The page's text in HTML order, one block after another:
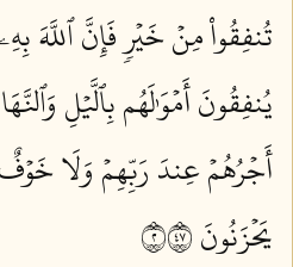
تُنفِقُواْ مِنۡ خَيۡرٖ فَإِنَّ ٱللَّهَ بِهِۦ
يُنفِقُونَ أَمۡوَٰلَهُم بِٱلَّيۡلِ
أَجۡرُهُمۡ عِندَ رَبِّهِمۡ وَلَا
يَحۡزَنُونَ ٢٧٤